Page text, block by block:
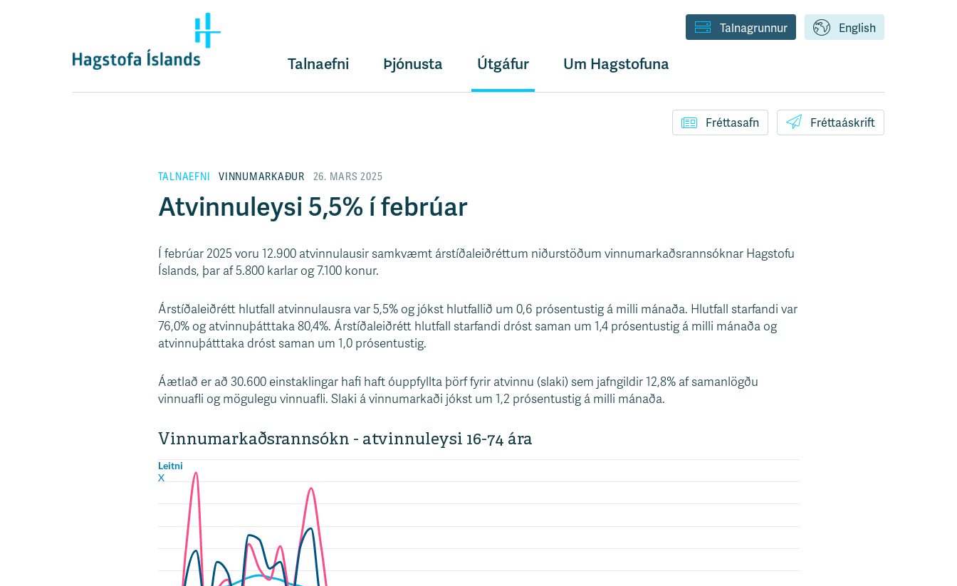
English
Talnagrunnur
Talnaefni Þjónusta Útgáfur Um Hagstofuna
Fréttasafn Fréttaáskrift
TALNAEFNI VINNUMARKAÐUR 26. MARS 2025
Atvinnuleysi 5,5% í febrúar
Í febrúar 2025 voru 12.900 atvinnulausir samkvæmt árstíðaleiðréttum niðurstöðum vinnumarkaðsrannsóknar Hagstofu
Íslands, þar af 5.800 karlar og 7.100 konur.
Árstíðaleiðrétt hlutfall atvinnulausra var 5,5% og jókst hlutfallið um 0,6 prósentustig á milli mánaða. Hlutfall starfandi var
76,0% og atvinnuþátttaka 80,4%. Árstíðaleiðrétt hlutfall starfandi dróst saman um 1,4 prósentustig á milli mánaða og
atvinnuþátttaka dróst saman um 1,0 prósentustig.
Áætlað er að 30.600 einstaklingar hafi haft óuppfyllta þörf fyrir atvinnu (slaki) sem jafngildir 12,8% af samanlögðu
vinnuafli og mögulegu vinnuafli. Slaki á vinnumarkaði jókst um 1,2 prósentustig á milli mánaða.